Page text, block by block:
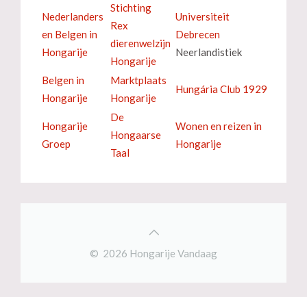
Nederlanders
en Belgen in
Hongarije
Stichting
Rex
dierenwelzijn
Hongarije
Universiteit
Debrecen
Neerlandistiek
Belgen in
Hongarije
Marktplaats
Hongarije
Hungária Club 1929
Hongarije
Groep
De
Hongaarse
Taal
Wonen en reizen in
Hongarije
© 2026 Hongarije Vandaag